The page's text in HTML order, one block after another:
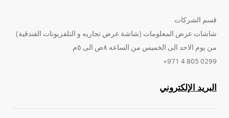
قسم الشركات
شاشات عرض المعلومات (شاشة عرض تجاريه و التلفزيونات الفندقية)
من يوم الاحد الى الخميس من الساعه ٨ص الى ٥م
0299 805 4 971+
البريد الإلكتروني